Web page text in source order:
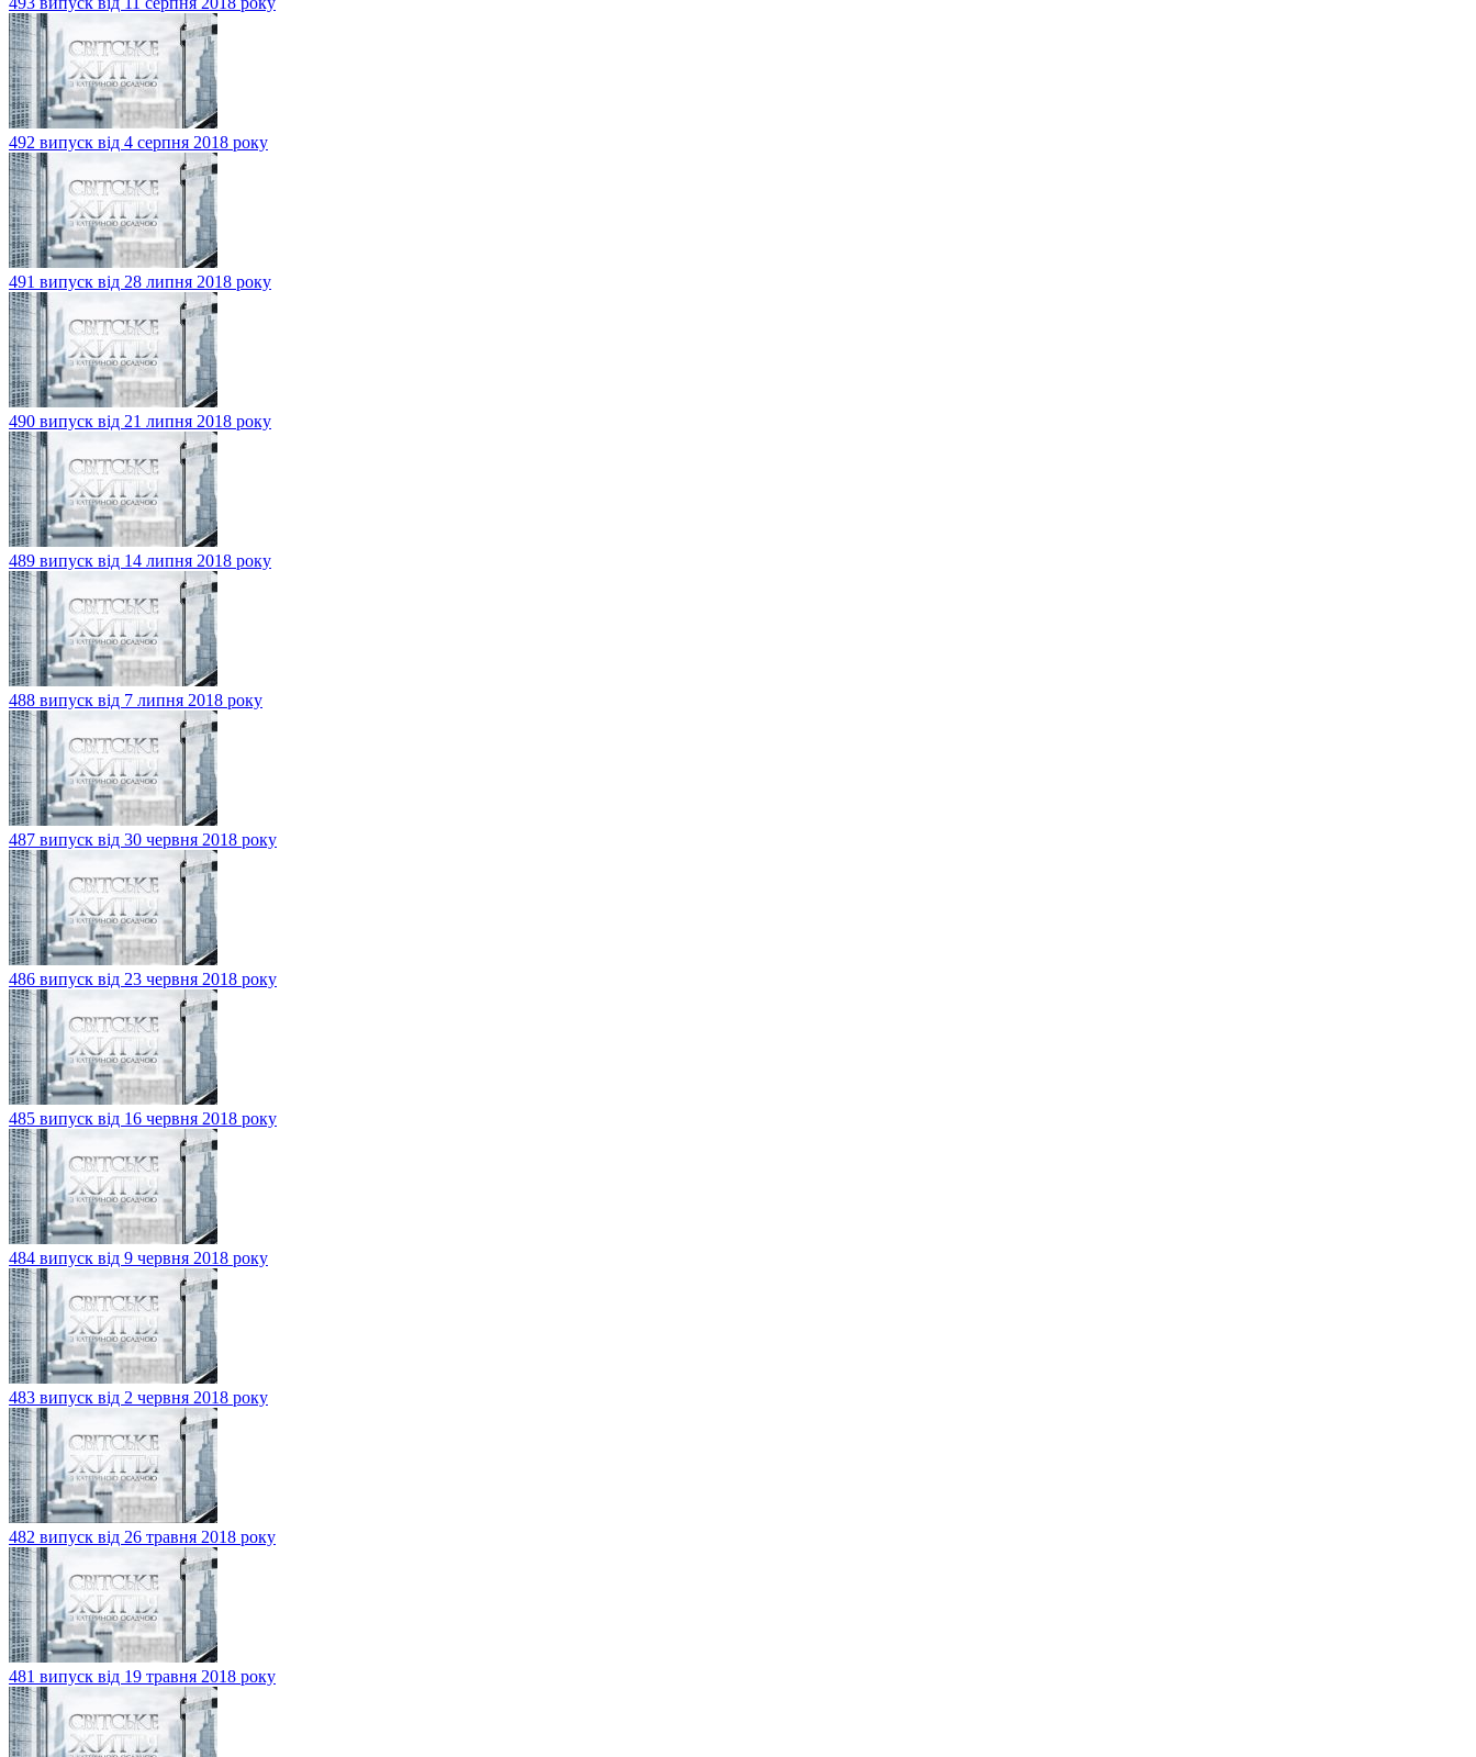
492 випуск від 4 серпня 2018 року
491 випуск від 28 липня 2018 року
490 випуск від 21 липня 2018 року
489 випуск від 14 липня 2018 року
488 випуск від 7 липня 2018 року
487 випуск від 30 червня 2018 року
486 випуск від 23 червня 2018 року
485 випуск від 16 червня 2018 року
484 випуск від 9 червня 2018 року
483 випуск від 2 червня 2018 року
482 випуск від 26 травня 2018 року
481 випуск від 19 травня 2018 року